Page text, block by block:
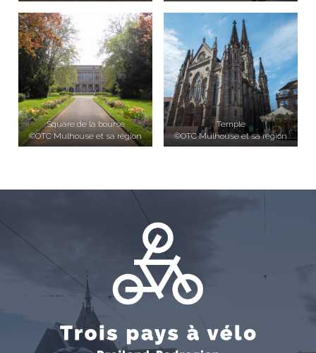
Square de la bourse
©OTC Mulhouse et sa région
Temple
©OTC Mulhouse et sa région